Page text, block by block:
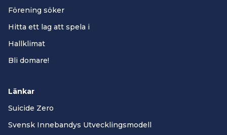
Förening söker
Hitta ett lag att spela i
Hallklimat
Bli domare!
Länkar
Suicide Zero
Svensk Innebandys Utvecklingsmodell